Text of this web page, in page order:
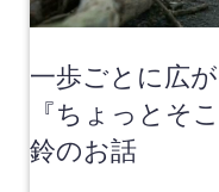
一歩ごとに広
『ちょっとそ
鈴のお話